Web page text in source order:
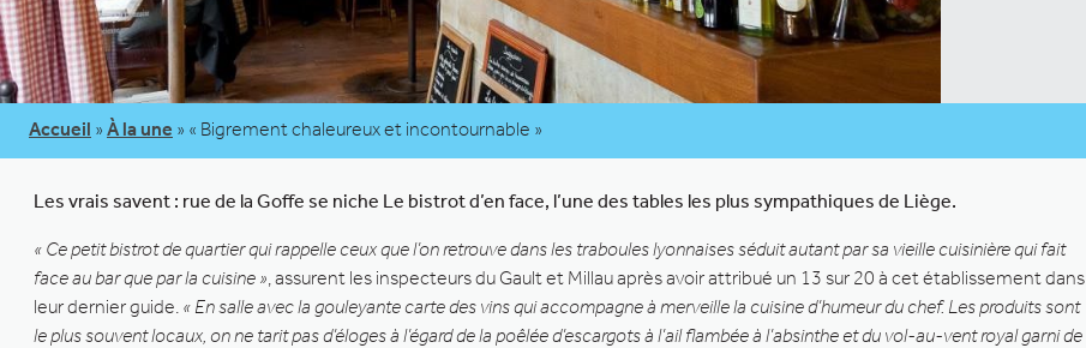
Accueil » À la une » « Bigrement chaleureux et incontournable »
Les vrais savent : rue de la Goffe se niche Le bistrot d’en face, l’une des tables les plus sympathiques de Liège.
« Ce petit bistrot de quartier qui rappelle ceux que l’on retrouve dans les traboules lyonnaises séduit autant par sa vieille cuisinière qui fait
face au bar que par la cuisine », assurent les inspecteurs du Gault et Millau après avoir attribué un 13 sur 20 à cet établissement dans
leur dernier guide. « En salle avec la gouleyante carte des vins qui accompagne à merveille la cuisine d’humeur du chef. Les produits sont
le plus souvent locaux, on ne tarit pas d’éloges à l’égard de la poêlée d’escargots à l’ail flambée à l’absinthe et du vol-au-vent royal garni de